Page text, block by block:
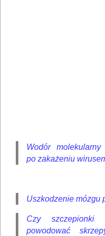
Wodór
po zakażeniu
Uszkodzenie mózgu
Czy
powodować